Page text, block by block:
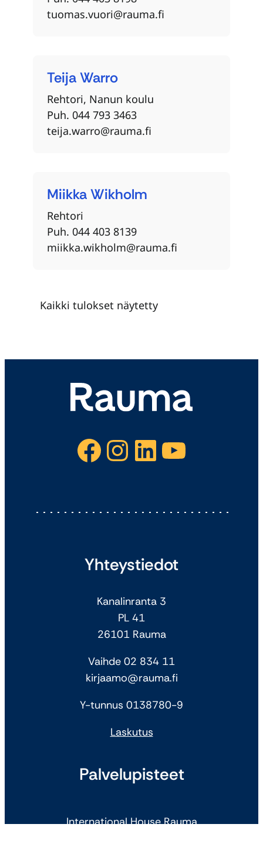
tuomas.vuori@rauma.fi
Warro
Teija
Rehtori, Nanun koulu
Puh. 044 793 3463
teija.warro@rauma.fi
Wikholm
Miikka
Rehtori
Puh. 044 403 8139
miikka.wikholm@rauma.fi
Kaikki tulokset näytetty
Facebook Instagram LinkedIn YouTube
Yhteystiedot
Kanalinranta 3
PL 41
26101 Rauma
Vaihde 02 834 11
kirjaamo@rauma.fi
Y-tunnus 0138780-9
Laskutus
Palvelupisteet
International House Rauma